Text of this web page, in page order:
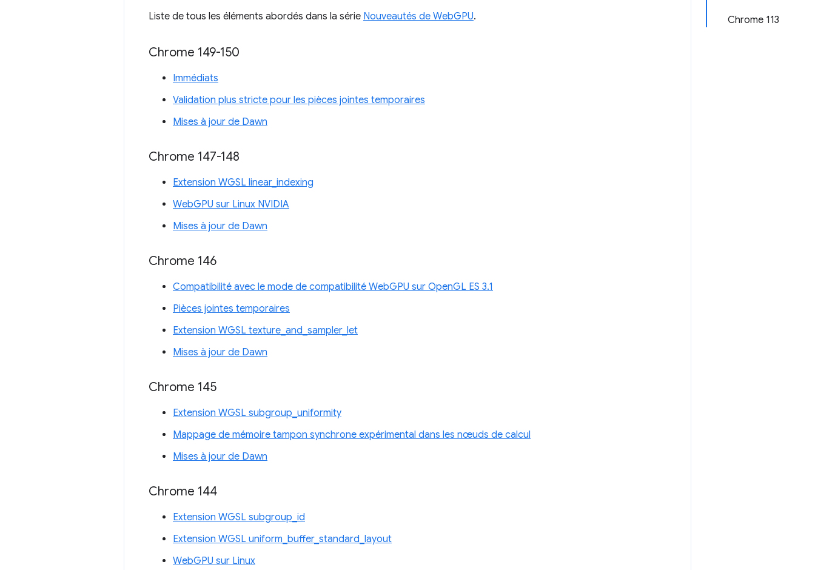
Chrome 113
Liste de tous les éléments abordés dans la série Nouveautés de WebGPU.
Chrome 149-150
Immédiats
Validation plus stricte pour les pièces jointes temporaires
Mises à jour de Dawn
Chrome 147-148
Extension WGSL linear_indexing
WebGPU sur Linux NVIDIA
Mises à jour de Dawn
Chrome 146
Compatibilité avec le mode de compatibilité WebGPU sur OpenGL ES 3.1
Pièces jointes temporaires
Extension WGSL texture_and_sampler_let
Mises à jour de Dawn
Chrome 145
Extension WGSL subgroup_uniformity
Mappage de mémoire tampon synchrone expérimental dans les nœuds de calcul
Mises à jour de Dawn
Chrome 144
Extension WGSL subgroup_id
Extension WGSL uniform_buffer_standard_layout
WebGPU sur Linux